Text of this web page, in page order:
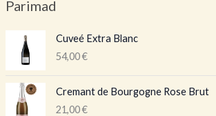
Parimad
Cuveé Extra Blanc
54,00€
Cremant de Bourgogne Rose Brut
21,00€